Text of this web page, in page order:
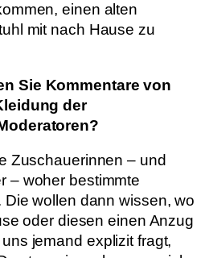
einen alten
mit nach Hause zu
Sie Kommentare von
der
Zuschauerinnen – und
– woher bestimmte
wollen dann wissen, wo
oder diesen einen Anzug
jemand explizit fragt,